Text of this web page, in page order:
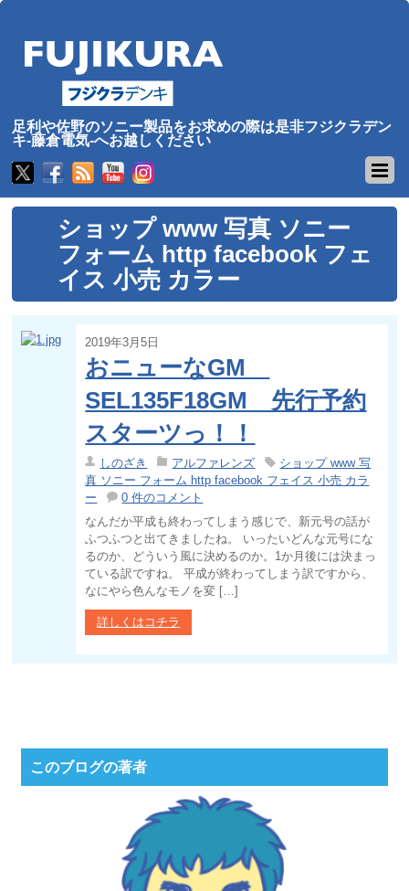
足利や佐野のソニー製品をお求めの際は是非フジクラデン
キ-藤倉電気-へお越しください
ショップ www 写真 ソニー
フォーム http facebook フェ
イス 小売 カラー
2019年3月5日
おニューなGM
SEL135F18GM 先行予約
スターツっ！！
しのざき アルファレンズ
ショップ www 写
真 ソニー フォーム http facebook フェイス 小売 カラ
ー
0 件のコメント
なんだか平成も終わってしまう感じで、新元号の話が
ふつふつと出てきましたね。 いったいどんな元号にな
るのか、どういう風に決めるのか。1か月後には決まっ
ている訳ですね。 平成が終わってしまう訳ですから、
なにやら色んなモノを変 […]
詳しくはコチラ
このブログの著者